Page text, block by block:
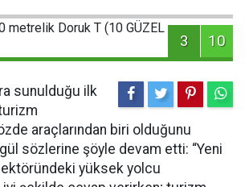
3 10
sunulduğu ilk
araçlarından biri olduğunu
sözlerine şöyle devam etti: “Yeni
yüksek yolcu